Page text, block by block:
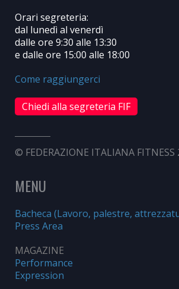
Orari segreteria:
dal lunedì al venerdì
dalle ore 9:30 alle 13:30
e dalle ore 15:00 alle 18:00
Come raggiungerci
Chiedi alla segreteria FIF
© FEDERAZIONE ITALIANA FITNESS
MENU
Bacheca (Lavoro, palestre,
Press Area
MAGAZINE
Performance
Expression